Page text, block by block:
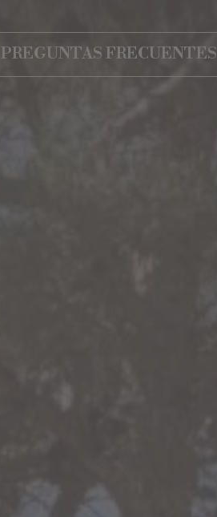
PREGUNTAS FRECUENTES